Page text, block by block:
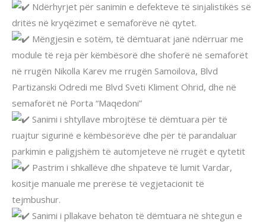
Ndërhyrjet për sanimin e defekteve të sinjalistikës së
dritës në kryqëzimet e semaforëve në qytet.
Mëngjesin e sotëm, të dëmtuarat janë ndërruar me
module të reja për këmbësorë dhe shoferë në semaforët
në rrugën Nikolla Karev me rrugën Samoilova, Blvd
Partizanski Odredi me Blvd Sveti Kliment Ohrid, dhe në
semaforët në Porta “Maqedoni”
Sanimi i shtyllave mbrojtëse të dëmtuara për të
ruajtur sigurinë e këmbësorëve dhe për të parandaluar
parkimin e paligjshëm të automjeteve në rrugët e qytetit
Pastrim i shkallëve dhe shpateve të lumit Vardar,
kositje manuale me prerëse të vegjetacionit të
tejmbushur.
Sanimi i pllakave behaton të dëmtuara në shtegun e